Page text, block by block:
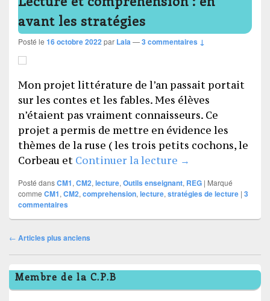
avant les stratégies
Posté le 16 octobre 2022par Lala—3 commentaires ↓
Mon projet littérature de l’an passait portait
sur les contes et les fables. Mes élèves
n’étaient pas vraiment connaisseurs. Ce
projet a permis de mettre en évidence les
thèmes de la ruse ( les trois petits cochons, le
Corbeau et Continuer la lecture Lecture et
→
Posté dansCM1, CM2, lecture, Outils enseignant, REG | Marqué
comme CM1, CM2, comprehension, lecture, stratégies de lecture | 3
commentaires
Navigation
dans
les
articles
← Articles plus anciens
Zone
principale
de
Membre de la C.P.B